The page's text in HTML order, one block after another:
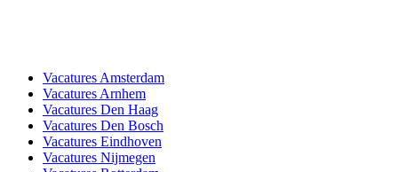
Vacatures Amsterdam
Vacatures Arnhem
Vacatures Den Haag
Vacatures Den Bosch
Vacatures Eindhoven
Vacatures Nijmegen